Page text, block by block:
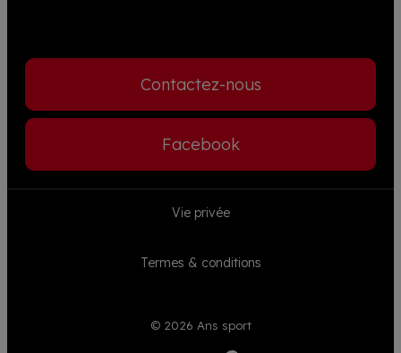
Contactez-nous
Facebook
Footer
Vie privée
Termes & conditions
© 2026 Ans sport